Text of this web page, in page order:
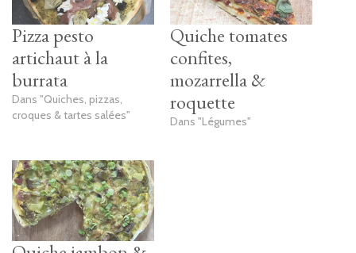
Pizza pesto
artichaut à la
burrata
Dans "Quiches, pizzas,
croques & tartes salées"
Quiche tomates
confites,
mozarrella &
roquette
Dans "Légumes"